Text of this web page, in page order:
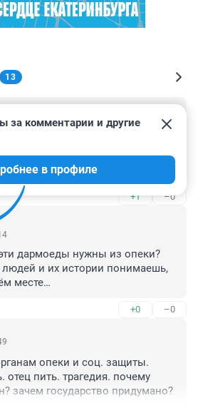
13
то возьмутся за эти
послушаешь так они опять
а нужны они нам в таком виде?
стойкости и здоровья,
+1 –0
за комментарии и другие
в профиле
дармоеды нужны из опеки?
и их истории понимаешь,
месте…
+0 –0
опеки и соц. защиты.
отец пить. трагедия. почему
зачем государство придумано?